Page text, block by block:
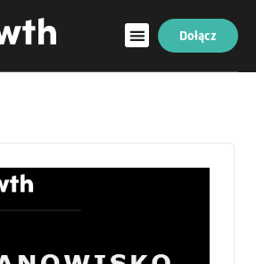
Dołącz